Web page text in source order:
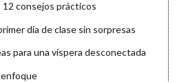
consejos prácticos
día de clase sin sorpresas
para una víspera desconectada